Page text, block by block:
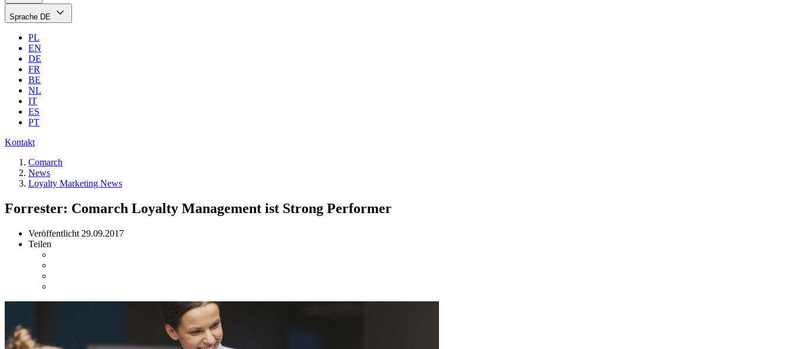
Sprache DE
PL
EN
DE
FR
BE
NL
IT
ES
PT
Kontakt
Comarch
News
Loyalty Marketing News
Forrester: Comarch Loyalty Management ist Strong Performer
Veröffentlicht 29.09.2017
Teilen